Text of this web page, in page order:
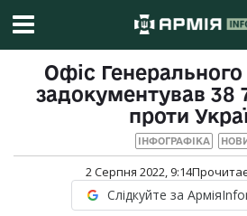
Офіс
задокументував 38
проти
ІНФОГРАФІКА
2 Серпня 2022, 9:14
Слідкуйте за